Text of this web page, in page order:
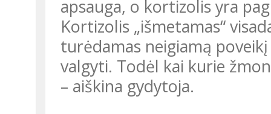
apsauga, o kortizolis yra
Kortizolis „išmetamas“
turėdamas neigiamą
valgyti. Todėl kai kurie
– aiškina gydytoja.